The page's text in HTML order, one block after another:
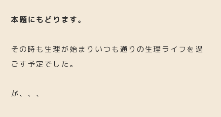
本題にもどります。
その時も生理が始まりいつも通りの生理ライフを過
ごす予定でした。
が、、、